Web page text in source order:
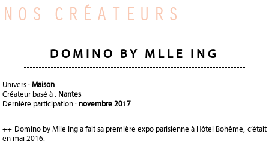
PRESSE
DEVENIR PARTENAIRE
NOS CRÉATEURS
DOMINO BY MLLE ING
Univers :Maison
Créateur basé à : Nantes
Dernière participation : novembre 2017
++ Domino by Mlle Ing a fait sa première expo parisienne à Hôtel Bohême, c’était
en mai 2016.